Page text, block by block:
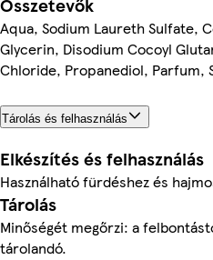
Aqua, Sodium Laureth Sulfate,
Glycerin, Disodium Cocoyl
Chloride, Propanediol, Parfum,
Tárolás és felhasználás
Elkészítés és felhasználás
Használható fürdéshez és
Tárolás
Minőségét megőrzi: a
tárolandó.